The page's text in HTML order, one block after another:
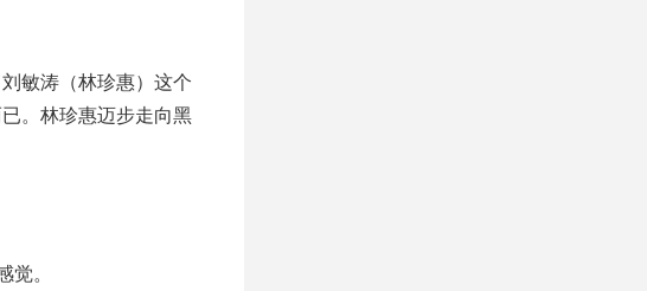
敏涛（林珍惠）这个
。林珍惠迈步走向黑
。